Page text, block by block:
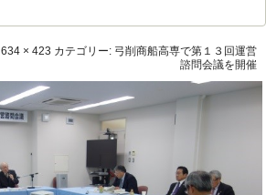
634 × 423 カテゴリー: 弓削商船高専で第１３回運営
諮問会議を開催